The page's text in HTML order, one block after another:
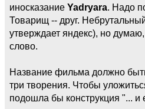
иносказание Yadryara. Надо
Товарищ -- друг.
утверждает яндекс), но
слово.
Название фильма должно
три творения. Чтобы
подошла бы конструкция "... и